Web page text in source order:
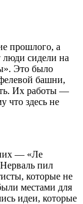
прошлого, а
люди сидели на
Это было
башни,
Их работы —
что здесь не
— «Ле
пил
которые не
местами для
идеи, которые